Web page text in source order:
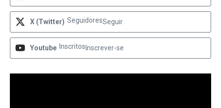
X (Twitter) SeguidoresSeguir
Youtube Inscritos Inscrever-se